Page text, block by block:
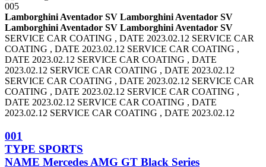
005
Lamborghini Aventador SV Lamborghini Aventador SV
Lamborghini Aventador SV Lamborghini Aventador SV
SERVICE CAR COATING , DATE 2023.02.12 SERVICE CAR
COATING , DATE 2023.02.12 SERVICE CAR COATING ,
DATE 2023.02.12 SERVICE CAR COATING , DATE
2023.02.12 SERVICE CAR COATING , DATE 2023.02.12
SERVICE CAR COATING , DATE 2023.02.12 SERVICE CAR
COATING , DATE 2023.02.12 SERVICE CAR COATING ,
DATE 2023.02.12 SERVICE CAR COATING , DATE
2023.02.12 SERVICE CAR COATING , DATE 2023.02.12
001
TYPE SPORTS
NAME Mercedes AMG GT Black Series